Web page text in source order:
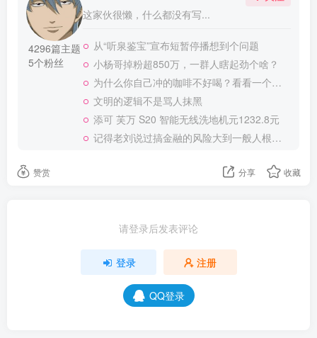
4296篇主题
5个粉丝
这家伙很懒，什么都没有写...
从“听泉鉴宝”宣布短暂停播想到个问题
小杨哥掉粉超850万，一群人瞎起劲个啥？
为什么你自己冲的咖啡不好喝？看看一个自媒体博主的分享
文明的逻辑不是骂人抹黑
添可 芙万 S20 智能无线洗地机元1232.8元
记得老刘说过搞金融的风险大到一般人根本承受不起
赞赏 分享 收藏
请登录后发表评论
登录 注册
QQ登录